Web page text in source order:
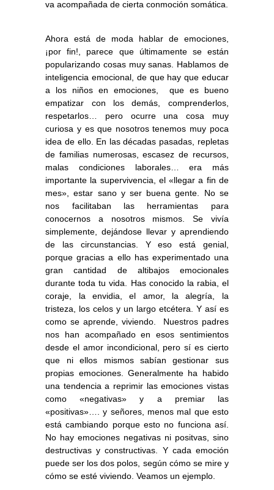
va acompañada de ciertaconmoción somática
Ahora está de moda hablar de emociones,
¡por fin!, parece que últimamente se están
popularizando cosas muy sanas. Hablamos de
inteligencia emocional, de que hay que educar
a los niños en emociones, que es bueno
empatizar con los demás, comprenderlos,
respetarlos… pero ocurre una cosa muy
curiosa y es que nosotros tenemos muy poca
idea de ello. En las décadas pasadas, repletas
de familias numerosas, escasez de recursos,
malas condiciones laborales… era más
importante la supervivencia, el «llegar a fin de
mes», estar sano y ser buena gente. No se
nos facilitaban las herramientas para
conocernos a nosotros mismos. Se vivía
simplemente, dejándose llevar y aprendiendo
de las circunstancias. Y eso está genial,
porque gracias a ello has experimentado una
gran cantidad de altibajos emocionales
durante toda tu vida. Has conocido la rabia, el
coraje, la envidia, el amor, la alegría, la
tristeza, los celos y un largo etcétera. Y así es
como se aprende, viviendo. Nuestros padres
nos han acompañado en esos sentimientos
desde el amor incondicional, pero sí es cierto
que ni ellos mismos sabían gestionar sus
propias emociones. Generalmente ha habido
una tendencia a reprimir las emociones vistas
como «negativas» y a premiar las
«positivas»…. y señores, menos mal que esto
está cambiando porque esto no funciona así.
No hay emociones negativas ni positvas, sino
destructivas y constructivas. Y cada emoción
puede ser los dos polos, según cómo se mire y
cómo se esté viviendo. Veamos un ejemplo.